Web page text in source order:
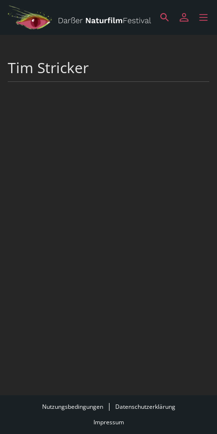
Tim Stricker
Nutzungsbedingungen
Datenschutzerklärung
Impressum